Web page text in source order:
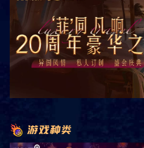
银川万
作者：admin 发布时间